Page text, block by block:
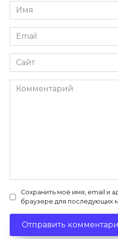
Имя
*
Email
*
Сайт
Комментарий
Сохранить моё имя, email и
браузере для последующих